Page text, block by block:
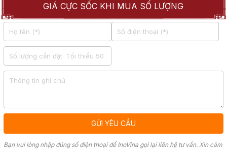
GIÁ CỰC SỐC KHI MUA SỐ LƯỢNG
Bạn vui lòng nhập đúng số điện thoại để InoVina gọi lại liên hệ tư vấn. Xin cảm